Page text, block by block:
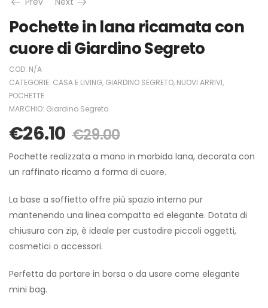
Pochette in lana ricamata con
cuore di Giardino Segreto
COD: N/A
CATEGORIE: CASA E LIVING, GIARDINO SEGRETO, NUOVI ARRIVI,
POCHETTE
MARCHIO: Giardino Segreto
€26.10 €29.00
Pochette realizzata a mano in morbida lana, decorata con
un raffinato ricamo a forma di cuore.
La base a soffietto offre più spazio interno pur
mantenendo una linea compatta ed elegante. Dotata di
chiusura con zip, è ideale per custodire piccoli oggetti,
cosmetici o accessori.
Perfetta da portare in borsa o da usare come elegante
mini bag.